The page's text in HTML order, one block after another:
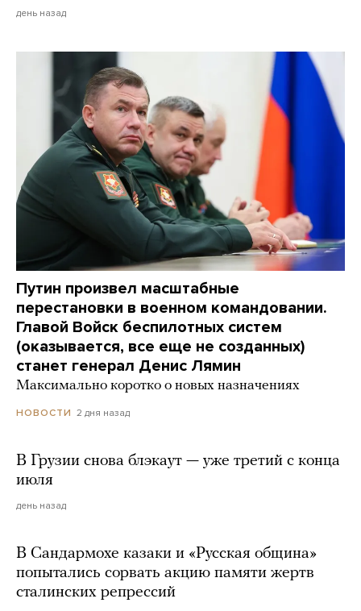
день назад
Путин произвел масштабные
перестановки в военном командовании.
Главой Войск беспилотных систем
(оказывается, все еще не созданных)
станет генерал Денис Лямин
Максимально коротко о новых назначениях
НОВОСТИ 2 дня назад
В Грузии снова блэкаут — уже третий с конца
июля
день назад
В Сандармохе казаки и «Русская община»
попытались сорвать акцию памяти жертв
сталинских репрессий